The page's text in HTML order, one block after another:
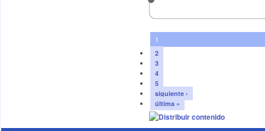
1
2
3
4
5
siguiente ›
última »